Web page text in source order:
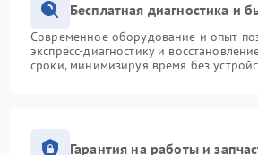
Бесплатная диагностика и
Современное оборудование и опыт
экспресс-диагностику и
сроки, минимизируя время без
Гарантия на работы и